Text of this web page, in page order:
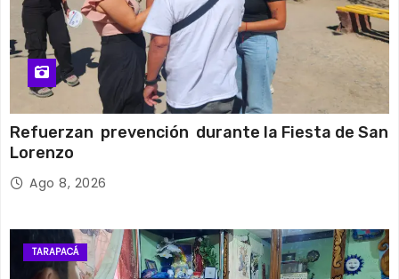
Refuerzan prevención durante la Fiesta de San
Lorenzo
Ago 8, 2026
TARAPACÁ